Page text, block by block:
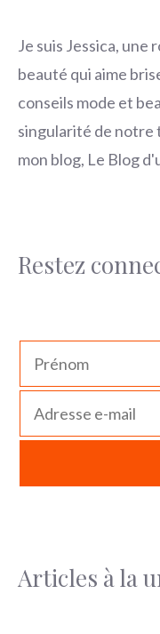
Je suis Jessica, une
beauté qui aime
conseils mode et
singularité de notre
mon blog, Le Blog
Restez
Articles à la